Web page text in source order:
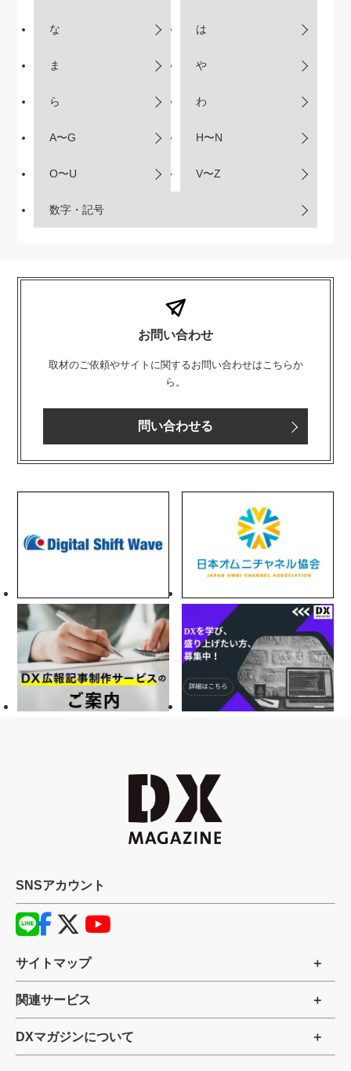
な は
ま や
ら わ
A〜G H〜N
O〜U V〜Z
数字・記号
お問い合わせ
取材のご依頼やサイトに関するお問い合わせはこちらか
ら。
問い合わせる
SNSアカウント
サイトマップ
関連サービス
DXマガジンについて